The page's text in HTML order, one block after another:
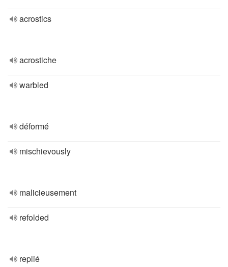
acrostics
acrostiche
warbled
déformé
mischievously
malicieusement
refolded
replié